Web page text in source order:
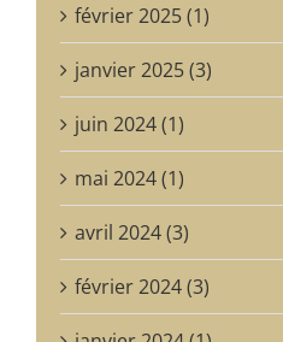
février 2025 (1)
janvier 2025 (3)
juin 2024 (1)
mai 2024 (1)
avril 2024 (3)
février 2024 (3)